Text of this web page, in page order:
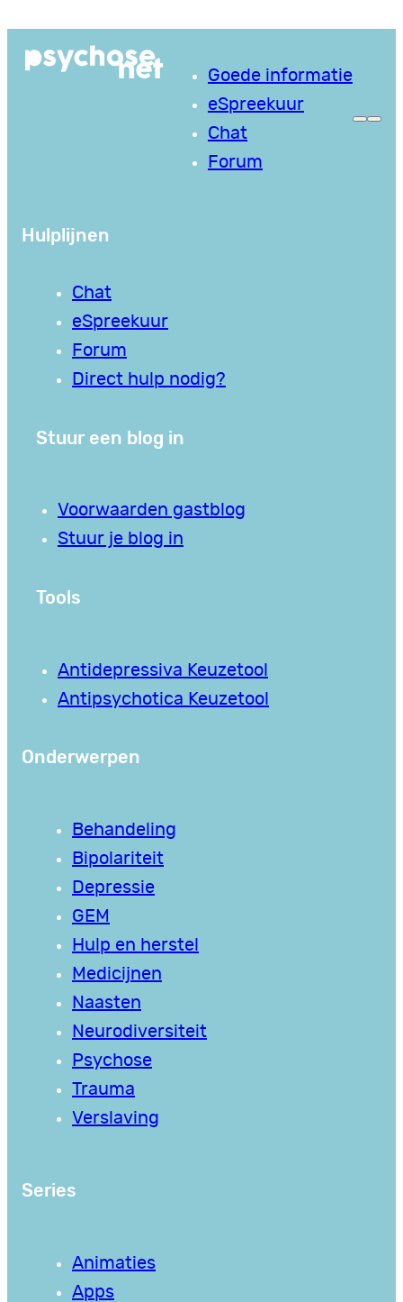
naar
Goede informatie
eSpreekuur
Chat
Forum
Hulplijnen
Chat
eSpreekuur
Forum
Direct hulp nodig?
Stuur een blog in
Voorwaarden gastblog
Stuur je blog in
Tools
Antidepressiva Keuzetool
Antipsychotica Keuzetool
Onderwerpen
Behandeling
Bipolariteit
Depressie
GEM
Hulp en herstel
Medicijnen
Naasten
Neurodiversiteit
Psychose
Trauma
Verslaving
Series
Animaties
Apps